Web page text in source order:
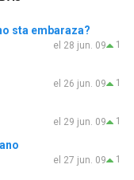
sta embaraza?
1
el 28 jun. 09
1
el 26 jun. 09
1
el 29 jun. 09
1
el 27 jun. 09